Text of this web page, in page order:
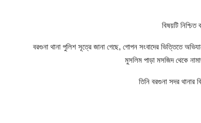
বিষয়টি
বরগুনা থানা পুলিশ সূত্রে জানা গেছে, গোপন সংবাদের ভিত্তিতে
মুসলিম পাড়া মসজিদ থেকে
তিনি বরগুনা সদর